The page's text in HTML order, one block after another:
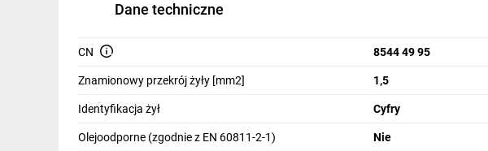
Dom i ogród
Dane techniczne
CN 8544 49 95
Znamionowy przekrój żyły [mm2] 1,5
Identyfikacja żył Cyfry
Olejoodporne (zgodnie z EN 60811-2-1) Nie